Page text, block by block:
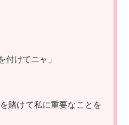
付けてニャ」
賭けて私に重要なことを